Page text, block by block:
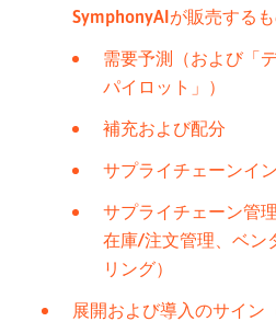
SymphonyAIが販売する
需要予測（および「
パイロット」）
補充および配分
サプライチェーンイ
サプライチェーン管
在庫/注文管理、ベン
リング）
展開および導入のサイン